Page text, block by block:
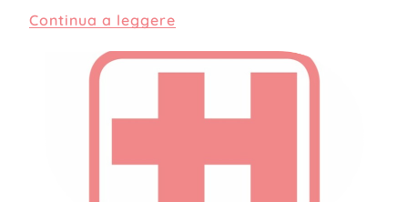
Continua a leggere